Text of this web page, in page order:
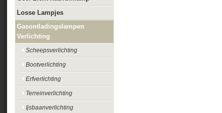
Losse Lampjes
Gasontladingslampen
Verlichting
Scheepsverlichting
Bootverlichting
Erfverlichting
Terreinverlichting
Ijsbaanverlichting